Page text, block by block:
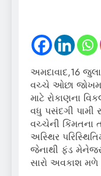
અમદાવાદ,16
વચ્ચે ઓછા
માટે રોકાણના
વધુ પસંદગી પામી
વચ્ચેની
અસ્થિર
જેનાથી ફંડ
સારો અવકાશ